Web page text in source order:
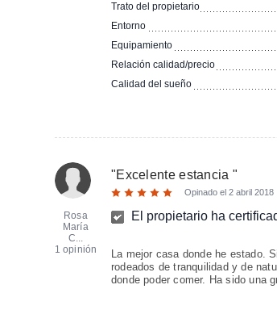
Trato del propietario
Entorno
Equipamiento
Relación calidad/precio
Calidad del sueño
Rosa
María
C...
1 opinión
"Excelente estancia "
Opinado el 2 abril 2018
El propietario ha
La mejor casa donde he estado.
rodeados de tranquilidad y de
donde poder comer. Ha sido una